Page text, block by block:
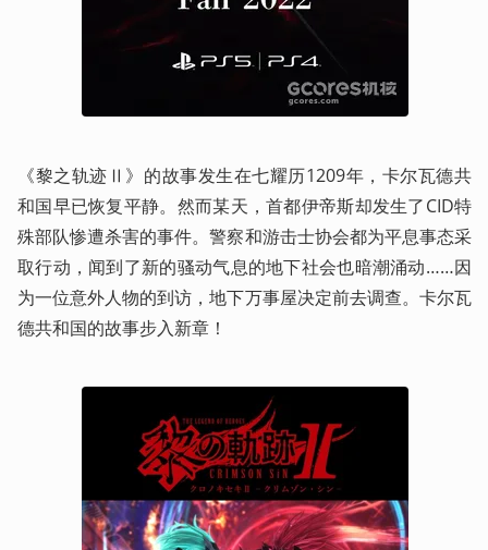
《黎之轨迹Ⅱ》的故事发生在七耀历1209年，卡尔瓦德共
和国早已恢复平静。然而某天，首都伊帝斯却发生了CID特
殊部队惨遭杀害的事件。警察和游击士协会都为平息事态采
取行动，闻到了新的骚动气息的地下社会也暗潮涌动……因
为一位意外人物的到访，地下万事屋决定前去调查。卡尔瓦
德共和国的故事步入新章！